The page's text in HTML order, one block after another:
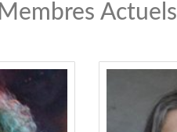
Membres Actuels